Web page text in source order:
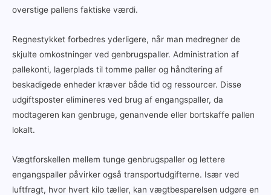
overstige pallens faktiske værdi.
Regnestykket forbedres yderligere, når man medregner de
skjulte omkostninger ved genbrugspaller. Administration af
pallekonti, lagerplads til tomme paller og håndtering af
beskadigede enheder kræver både tid og ressourcer. Disse
udgiftsposter elimineres ved brug af engangspaller, da
modtageren kan genbruge, genanvende eller bortskaffe pallen
lokalt.
Vægtforskellen mellem tunge genbrugspaller og lettere
engangspaller påvirker også transportudgifterne. Især ved
luftfragt, hvor hvert kilo tæller, kan vægtbesparelsen udgøre en